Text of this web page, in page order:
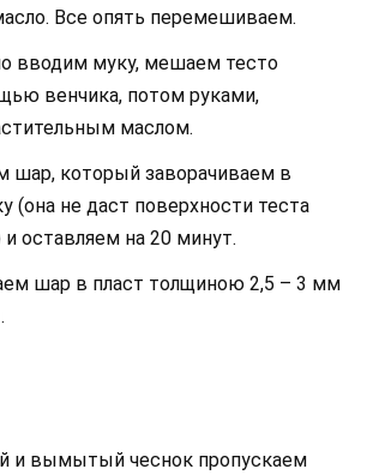
Все опять перемешиваем.
вводим муку, мешаем тесто
венчика, потом руками,
маслом.
шар, который заворачиваем в
(она не даст поверхности теста
и оставляем на 20 минут.
шар в пласт толщиною 2,5 – 3 мм
и вымытый чеснок пропускаем